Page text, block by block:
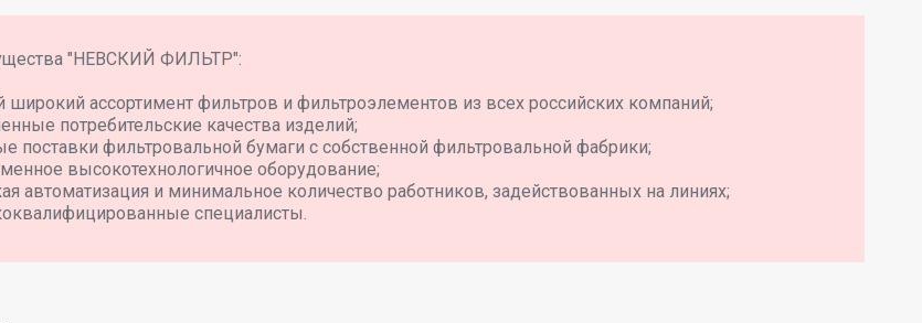
"НЕВСКИЙ ФИЛЬТР":
ассортимент фильтров и фильтроэлементов из всех российских компаний;
потребительские качества изделий;
поставки фильтровальной бумаги с собственной фильтровальной фабрики;
высокотехнологичное оборудование;
автоматизация и минимальное количество работников, задействованных на линиях;
специалисты.